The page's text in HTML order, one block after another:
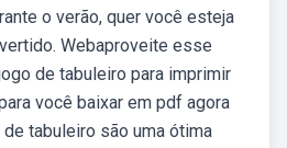
o verão, quer você esteja
Webaproveite esse
de tabuleiro para imprimir
você baixar em pdf agora
tabuleiro são uma ótima